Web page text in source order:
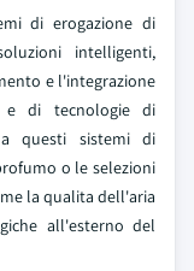
di erogazione di
intelligenti,
e l'integrazione
e di tecnologie di
a questi sistemi di
o le selezioni
la qualita dell'aria
all'esterno del